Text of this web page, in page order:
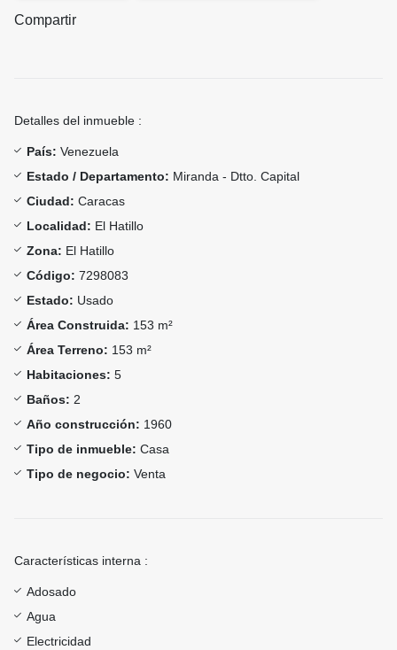
Compartir
Detalles del inmueble :
País: Venezuela
Estado / Departamento: Miranda - Dtto. Capital
Ciudad: Caracas
Localidad: El Hatillo
Zona: El Hatillo
Código: 7298083
Estado: Usado
Área Construida: 153 m²
Área Terreno: 153 m²
Habitaciones: 5
Baños: 2
Año construcción: 1960
Tipo de inmueble: Casa
Tipo de negocio: Venta
Características interna :
Adosado
Agua
Electricidad